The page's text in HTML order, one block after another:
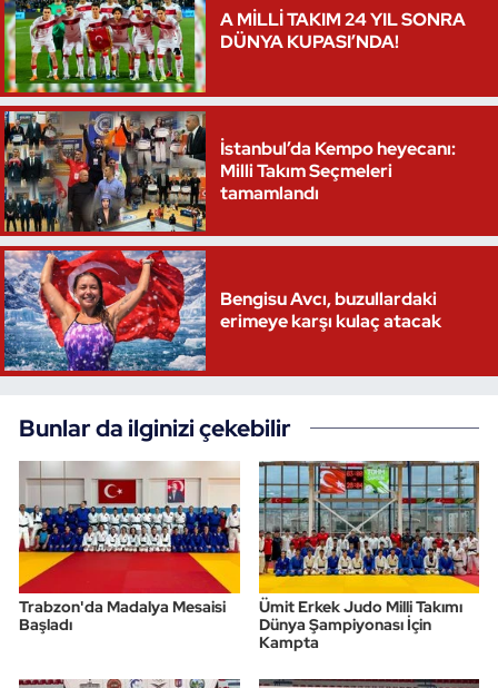
A MİLLİ TAKIM 24 YIL SONRA
DÜNYA KUPASI’NDA!
İstanbul’da Kempo heyecanı:
Milli Takım Seçmeleri
tamamlandı
Bengisu Avcı, buzullardaki
erimeye karşı kulaç atacak
Bunlar da ilginizi çekebilir
Trabzon'da Madalya Mesaisi
Başladı
Ümit Erkek Judo Milli Takımı
Dünya Şampiyonası İçin
Kampta